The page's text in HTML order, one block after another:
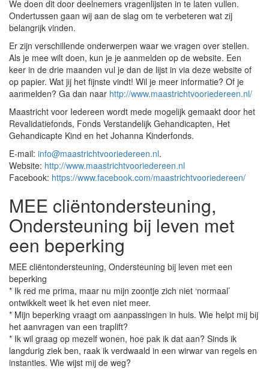
We doen dit door deelnemers vragenlijsten in te laten vullen.
Ondertussen gaan wij aan de slag om te verbeteren wat zij
belangrijk vinden.
Er zijn verschillende onderwerpen waar we vragen over stellen.
Als je mee wilt doen, kun je je aanmelden op de website. Een
keer in de drie maanden vul je dan de lijst in via deze website of
op papier. Wat jij het fijnste vindt! Wil je meer informatie? Of je
aanmelden? Ga dan naar http://www.maastrichtvooriedereen.nl/
Maastricht voor Iedereen wordt mede mogelijk gemaakt door het
Revalidatiefonds, Fonds Verstandelijk Gehandicapten, Het
Gehandicapte Kind en het Johanna Kinderfonds.
E-mail: info@maastrichtvooriedereen.nl.
Website: http://www.maastrichtvooriedereen.nl
Facebook: https://www.facebook.com/maastrichtvooriedereen/
MEE cliëntondersteuning,
Ondersteuning bij leven met
een beperking
MEE cliëntondersteuning, Ondersteuning bij leven met een
beperking
* Ik red me prima, maar nu mijn zoontje zich niet ‘normaal’
ontwikkelt weet ik het even niet meer.
* Mijn beperking vraagt om aanpassingen in huis. Wie helpt mij bij
het aanvragen van een traplift?
* Ik wil graag op mezelf wonen, hoe pak ik dat aan? Sinds ik
langdurig ziek ben, raak ik verdwaald in een wirwar van regels en
instanties. Wie wijst mij de weg?